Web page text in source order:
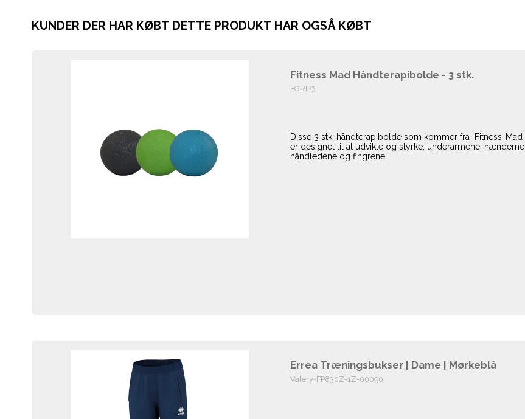
KUNDER DER HAR KØBT DETTE PRODUKT HAR OGSÅ KØBT
Fitness Mad Håndterapibolde - 3 stk.
FGRIP3
Disse 3 stk. håndterapibolde som kommer fra Fitness-Mad
er designet til at udvikle og styrke, underarmene, hænderne,
håndledene og fingrene.
Errea Træningsbukser | Dame | Mørkeblå
Valery-FP830Z-1Z-00090